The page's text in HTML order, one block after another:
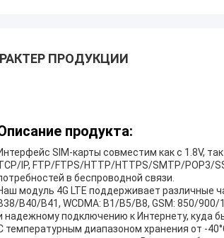
ПРОДУКЦИИ
продукта:
SIM-карты совместим как с 1.8V,
IP, FTP/FTPS/HTTP/HTTPS/SMTP/POP3/
в беспроводной связи.
модуль 4G LTE поддерживает различные
B40/B41, WCDMA: B1/B5/B8, GSM: 850/
надежному подключению к Интернету, куда
температурным диапазоном хранения от -